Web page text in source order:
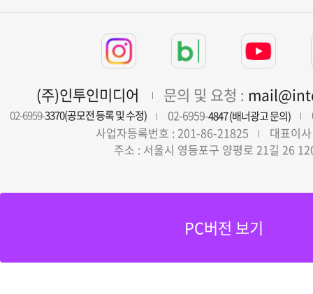
(주)인투인미디어 문의 및 요청 :
02-6959-3370(공모전 등록 및 수정) 02-6959-4847 (배너광고 문의)
사업자등록번호 : 201-86-21825
대표이
주소 : 서울시 영등포구 양평로 21길 26
PC버전 보기